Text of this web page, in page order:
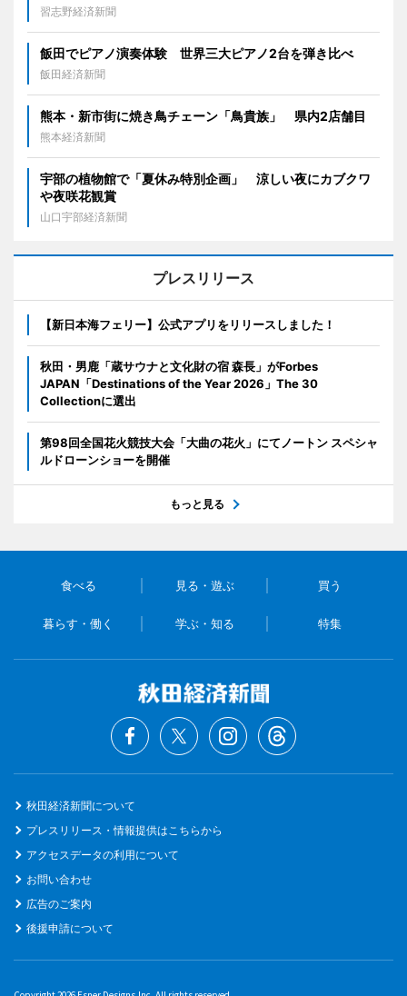
習志野経済新聞
飯田でピアノ演奏体験 世界三大ピアノ2台を弾き比べ
飯田経済新聞
熊本・新市街に焼き鳥チェーン「鳥貴族」 県内2店舗目
熊本経済新聞
宇部の植物館で「夏休み特別企画」 涼しい夜にカブクワ
や夜咲花観賞
山口宇部経済新聞
プレスリリース
【新日本海フェリー】公式アプリをリリースしました！
秋田・男鹿「蔵サウナと文化財の宿 森長」がForbes
JAPAN「Destinations of the Year 2026」The 30
Collectionに選出
第98回全国花火競技大会「大曲の花火」にてノートン スペシャ
ルドローンショーを開催
もっと見る
食べる 見る・遊ぶ 買う
暮らす・働く 学ぶ・知る 特集
秋田経済新聞について
プレスリリース・情報提供はこちらから
アクセスデータの利用について
お問い合わせ
広告のご案内
後援申請について